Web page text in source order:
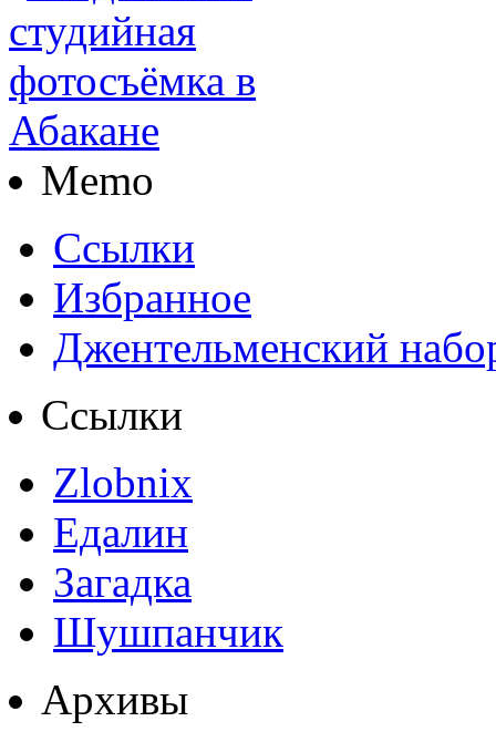
Memo
Ссылки
Избранное
Джентельменский
Ссылки
Zlobnix
Едалин
Загадка
Шушпанчик
Архивы